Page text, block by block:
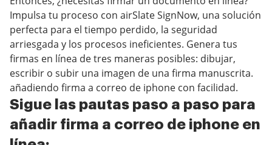
Impulsa tu proceso con airSlate SignNow, una solución
perfecta para el tiempo perdido, la seguridad
arriesgada y los procesos ineficientes. Genera tus
firmas en línea de tres maneras posibles: dibujar,
escribir o subir una imagen de una firma manuscrita.
añadiendo firma a correo de iphone con facilidad.
Sigue las pautas paso a paso para
añadir firma a correo de iphone en